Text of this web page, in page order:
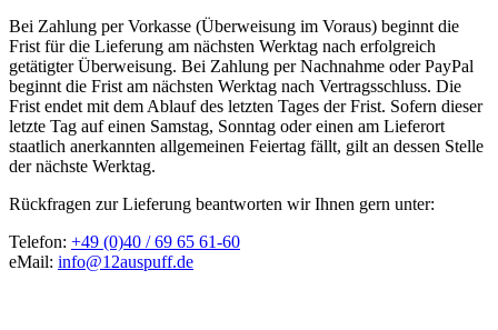
Bei Zahlung per Vorkasse (Überweisung im Voraus) beginnt die
Frist für die Lieferung am nächsten Werktag nach erfolgreich
getätigter Überweisung. Bei Zahlung per Nachnahme oder PayPal
beginnt die Frist am nächsten Werktag nach Vertragsschluss. Die
Frist endet mit dem Ablauf des letzten Tages der Frist. Sofern dieser
letzte Tag auf einen Samstag, Sonntag oder einen am Lieferort
staatlich anerkannten allgemeinen Feiertag fällt, gilt an dessen Stelle
der nächste Werktag.
Rückfragen zur Lieferung beantworten wir Ihnen gern unter:
Telefon: +49 (0)40 / 69 65 61-60
eMail: info@12auspuff.de